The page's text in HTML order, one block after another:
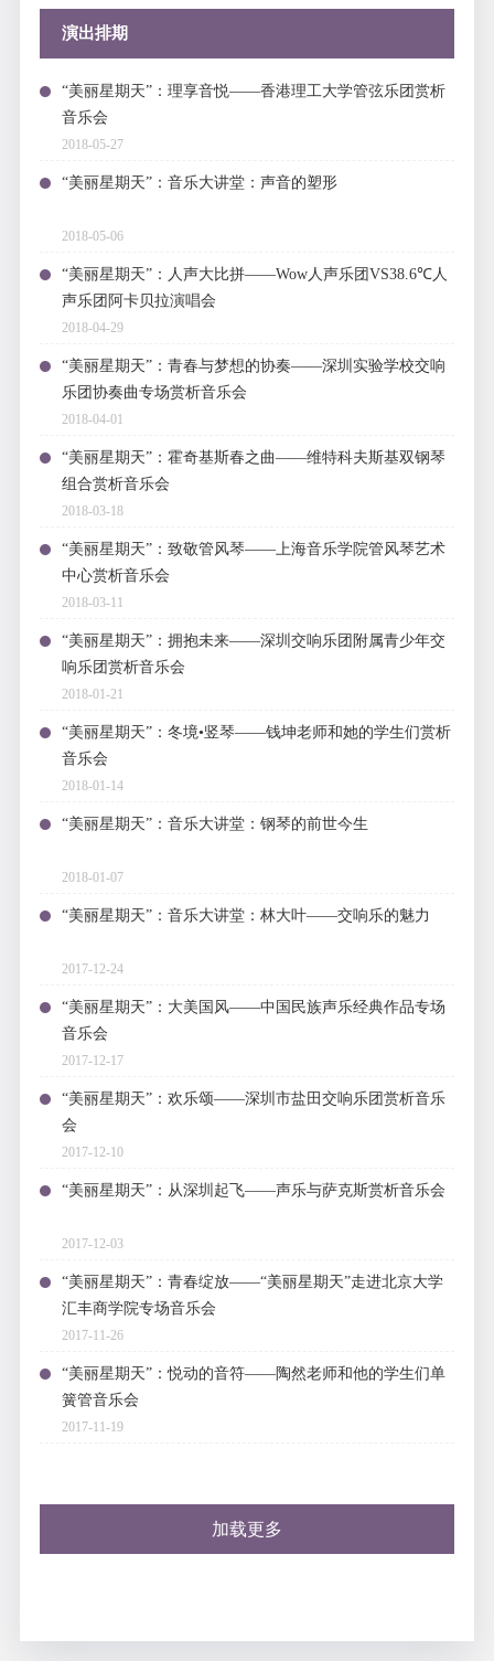
演出排期
“美丽星期天”：理享音悦——香港理工大学管弦乐团赏析
音乐会
2018-05-27
“美丽星期天”：音乐大讲堂：声音的塑形
2018-05-06
“美丽星期天”：人声大比拼——Wow人声乐团VS38.6℃人
声乐团阿卡贝拉演唱会
2018-04-29
“美丽星期天”：青春与梦想的协奏——深圳实验学校交响
乐团协奏曲专场赏析音乐会
2018-04-01
“美丽星期天”：霍奇基斯春之曲——维特科夫斯基双钢琴
组合赏析音乐会
2018-03-18
“美丽星期天”：致敬管风琴——上海音乐学院管风琴艺术
中心赏析音乐会
2018-03-11
“美丽星期天”：拥抱未来——深圳交响乐团附属青少年交
响乐团赏析音乐会
2018-01-21
“美丽星期天”：冬境•竖琴——钱坤老师和她的学生们赏析
音乐会
2018-01-14
“美丽星期天”：音乐大讲堂：钢琴的前世今生
2018-01-07
“美丽星期天”：音乐大讲堂：林大叶——交响乐的魅力
2017-12-24
“美丽星期天”：大美国风——中国民族声乐经典作品专场
音乐会
2017-12-17
“美丽星期天”：欢乐颂——深圳市盐田交响乐团赏析音乐
会
2017-12-10
“美丽星期天”：从深圳起飞——声乐与萨克斯赏析音乐会
2017-12-03
“美丽星期天”：青春绽放——“美丽星期天”走进北京大学
汇丰商学院专场音乐会
2017-11-26
“美丽星期天”：悦动的音符——陶然老师和他的学生们单
簧管音乐会
2017-11-19
加载更多